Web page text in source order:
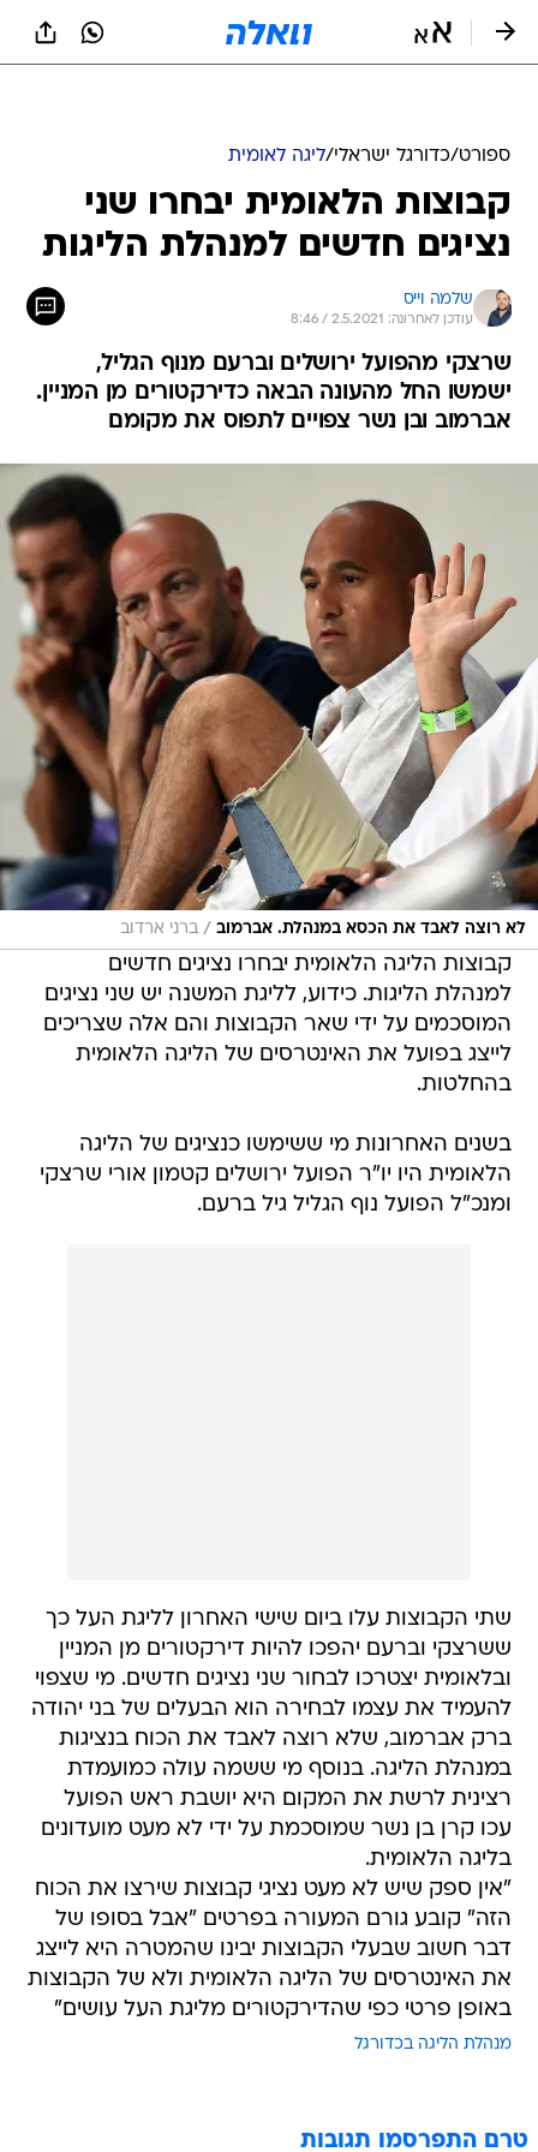
ספורט/כדורגל ישראלי/ליגה לאומית
קבוצות הלאומית יבחרו שני
נציגים חדשים למנהלת הליגות
שלמה וייס
עודכן לאחרונה: 2.5.2021 / 8:46
שרצקי מהפועל ירושלים וברעם מנוף הגליל,
ישמשו החל מהעונה הבאה כדירקטורים מן המניין.
אברמוב ובן נשר צפויים לתפוס את מקומם
לא רוצה לאבד את הכסא במנהלת. אברמוב / ברני ארדוב
קבוצות הליגה הלאומית יבחרו נציגים חדשים
למנהלת הליגות. כידוע, לליגת המשנה יש שני נציגים
המוסכמים על ידי שאר הקבוצות והם אלה שצריכים
לייצג בפועל את האינטרסים של הליגה הלאומית
בהחלטות.
בשנים האחרונות מי ששימשו כנציגים של הליגה
הלאומית היו יו"ר הפועל ירושלים קטמון אורי שרצקי
ומנכ"ל הפועל נוף הגליל גיל ברעם.
שתי הקבוצות עלו ביום שישי האחרון לליגת העל כך
ששרצקי וברעם יהפכו להיות דירקטורים מן המניין
ובלאומית יצטרכו לבחור שני נציגים חדשים. מי שצפוי
להעמיד את עצמו לבחירה הוא הבעלים של בני יהודה
ברק אברמוב, שלא רוצה לאבד את הכוח בנציגות
במנהלת הליגה. בנוסף מי ששמה עולה כמועמדת
רצינית לרשת את המקום היא יושבת ראש הפועל
עכו קרן בן נשר שמוסכמת על ידי לא מעט מועדונים
בליגה הלאומית.
"אין ספק שיש לא מעט נציגי קבוצות שירצו את הכוח
הזה" קובע גורם המעורה בפרטים "אבל בסופו של
דבר חשוב שבעלי הקבוצות יבינו שהמטרה היא לייצג
את האינטרסים של הליגה הלאומית ולא של הקבוצות
באופן פרטי כפי שהדירקטורים מליגת העל עושים"
מנהלת הליגה בכדורגל
טרם התפרסמו תגובות